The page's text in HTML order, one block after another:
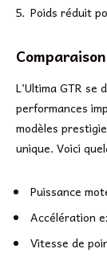
Poids réduit
L’Ultima GTR
performances
modèles
unique. Voici
Puissance
Accélération
Vitesse de